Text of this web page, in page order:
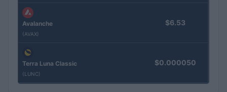
Avalanche
(AVAX)
$6.53
Terra Luna Classic
(LUNC)
$0.000050